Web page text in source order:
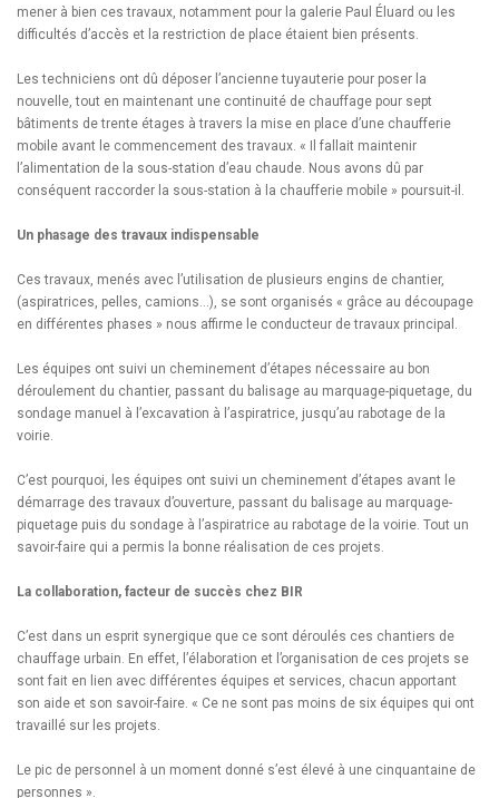
mener à bien ces travaux, notamment pour la galerie Paul Éluard ou les
difficultés d’accès et la restriction de place étaient bien présents.
Les techniciens ont dû déposer l’ancienne tuyauterie pour poser la
nouvelle, tout en maintenant une continuité de chauffage pour sept
bâtiments de trente étages à travers la mise en place d’une chaufferie
mobile avant le commencement des travaux. « Il fallait maintenir
l’alimentation de la sous-station d’eau chaude. Nous avons dû par
conséquent raccorder la sous-station à la chaufferie mobile » poursuit-il.
Un phasage des travaux indispensable
Ces travaux, menés avec l’utilisation de plusieurs engins de chantier,
(aspiratrices, pelles, camions…), se sont organisés « grâce au découpage
en différentes phases » nous affirme le conducteur de travaux principal.
Les équipes ont suivi un cheminement d’étapes nécessaire au bon
déroulement du chantier, passant du balisage au marquage-piquetage, du
sondage manuel à l’excavation à l’aspiratrice, jusqu’au rabotage de la
voirie.
C’est pourquoi, les équipes ont suivi un cheminement d’étapes avant le
démarrage des travaux d’ouverture, passant du balisage au marquage-
piquetage puis du sondage à l’aspiratrice au rabotage de la voirie. Tout un
savoir-faire qui a permis la bonne réalisation de ces projets.
La collaboration, facteur de succès chez BIR
C’est dans un esprit synergique que ce sont déroulés ces chantiers de
chauffage urbain. En effet, l’élaboration et l’organisation de ces projets se
sont fait en lien avec différentes équipes et services, chacun apportant
son aide et son savoir-faire. « Ce ne sont pas moins de six équipes qui ont
travaillé sur les projets.
Le pic de personnel à un moment donné s’est élevé à une cinquantaine de
personnes ».